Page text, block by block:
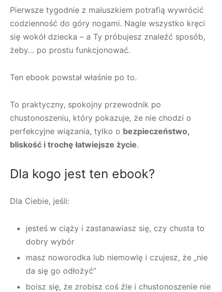
Pierwsze tygodnie z maluszkiem potrafią wywrócić
codzienność do góry nogami. Nagle wszystko kręci
się wokół dziecka – a Ty próbujesz znaleźć sposób,
żeby… po prostu funkcjonować.
Ten ebook powstał właśnie po to.
To praktyczny, spokojny przewodnik po
chustonoszeniu, który pokazuje, że nie chodzi o
perfekcyjne wiązania, tylko o bezpieczeństwo,
bliskość i trochę łatwiejsze życie.
Dla kogo jest ten ebook?
Dla Ciebie, jeśli:
jesteś w ciąży i zastanawiasz się, czy chusta to
dobry wybór
masz noworodka lub niemowlę i czujesz, że „nie
da się go odłożyć”
boisz się, że zrobisz coś źle i chustonoszenie nie